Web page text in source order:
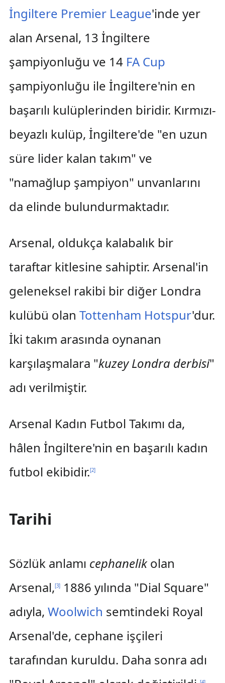
İngiltere Premier League'inde yer
alan Arsenal, 13 İngiltere
şampiyonluğu ve 14 FA Cup
şampiyonluğu ile İngiltere'nin en
başarılı kulüplerinden biridir. Kırmızı-
beyazlı kulüp, İngiltere'de "en uzun
süre lider kalan takım" ve
"namağlup şampiyon" unvanlarını
da elinde bulundurmaktadır.
Arsenal, oldukça kalabalık bir
taraftar kitlesine sahiptir. Arsenal'in
geleneksel rakibi bir diğer Londra
kulübü olan Tottenham Hotspur'dur.
İki takım arasında oynanan
karşılaşmalara "kuzey Londra derbisi"
adı verilmiştir.
Arsenal Kadın Futbol Takımı da,
hâlen İngiltere'nin en başarılı kadın
futbol ekibidir.[2]
Tarihi
Sözlük anlamı cephanelikolan
Arsenal,[3]1886 yılında "Dial Square"
adıyla, Woolwich semtindeki Royal
Arsenal'de, cephane işçileri
tarafından kuruldu. Daha sonra adı